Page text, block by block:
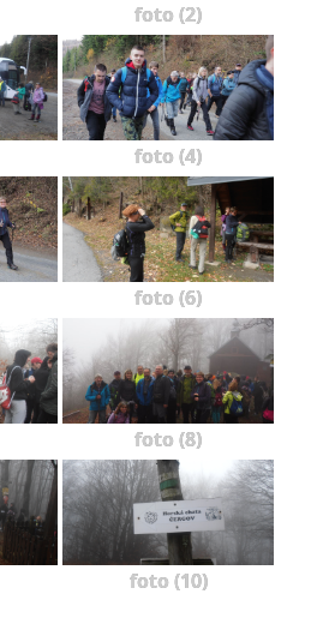
foto (2)
foto (4)
foto (6)
foto (8)
foto (10)